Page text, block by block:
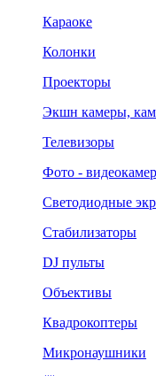
Караоке
Колонки
Проекторы
Экшн камеры,
Телевизоры
Фото -
Светодиодные
Стабилизаторы
DJ пульты
Объективы
Квадрокоптеры
Микронаушники